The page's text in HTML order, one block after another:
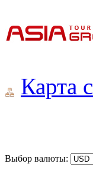
Карта
Выбор валюты: